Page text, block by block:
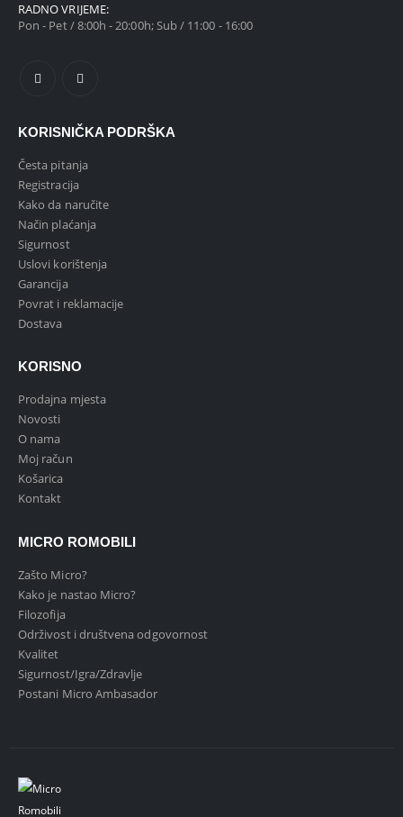
RADNO VRIJEME:
Pon - Pet / 8:00h - 20:00h; Sub / 11:00 - 16:00
KORISNIČKA PODRŠKA
Česta pitanja
Registracija
Kako da naručite
Način plaćanja
Sigurnost
Uslovi korištenja
Garancija
Povrat i reklamacije
Dostava
KORISNO
Prodajna mjesta
Novosti
O nama
Moj račun
Košarica
Kontakt
MICRO ROMOBILI
Zašto Micro?
Kako je nastao Micro?
Filozofija
Održivost i društvena odgovornost
Kvalitet
Sigurnost/Igra/Zdravlje
Postani Micro Ambasador